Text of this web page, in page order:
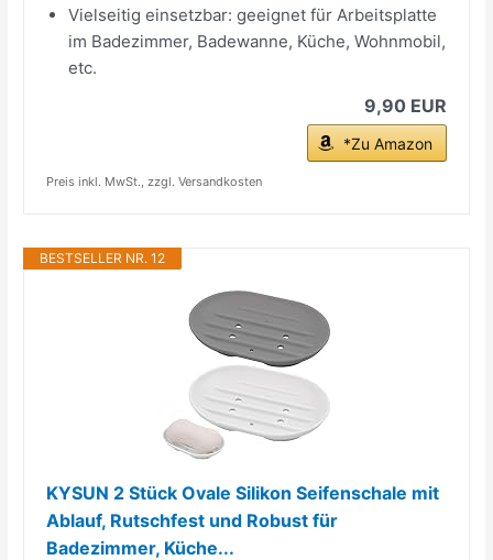
Vielseitig einsetzbar: geeignet für Arbeitsplatte
im Badezimmer, Badewanne, Küche, Wohnmobil,
etc.
9,90 EUR
*Zu Amazon
Preis inkl. MwSt., zzgl. Versandkosten
BESTSELLER NR. 12
KYSUN 2 Stück Ovale Silikon Seifenschale mit
Ablauf, Rutschfest und Robust für
Badezimmer, Küche...